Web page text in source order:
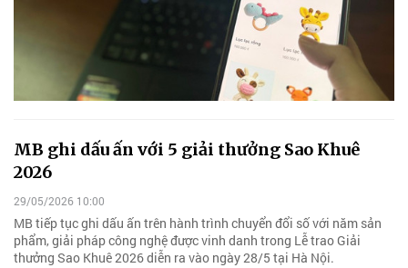
MB ghi dấu ấn với 5 giải thưởng Sao Khuê
2026
29/05/2026 10:00
MB tiếp tục ghi dấu ấn trên hành trình chuyển đổi số với năm sản
phẩm, giải pháp công nghệ được vinh danh trong Lễ trao Giải
thưởng Sao Khuê 2026 diễn ra vào ngày 28/5 tại Hà Nội.